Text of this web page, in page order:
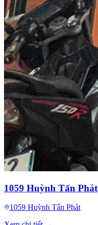
1059 Huỳnh Tấn Phát
1059 Huỳnh Tấn Phát